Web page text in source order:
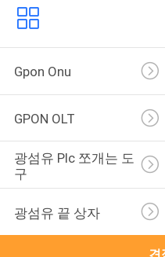
Gpon Onu
GPON OLT
광섬유 Plc 쪼개는 도
구
광섬유 끝 상자